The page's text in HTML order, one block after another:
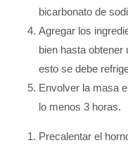
bicarbonato de
Agregar los
bien hasta obtener
esto se debe
Envolver la masa
lo menos 3 horas.
Precalentar el